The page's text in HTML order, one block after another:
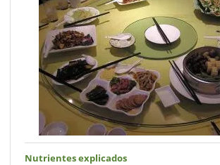
Nutrientes explicados